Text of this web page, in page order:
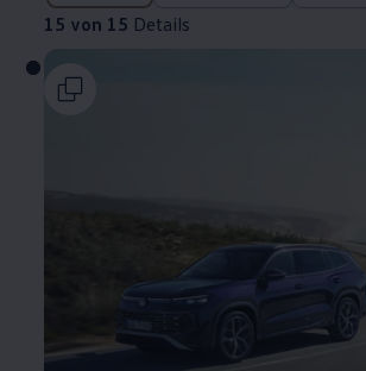
15 von 15 Details